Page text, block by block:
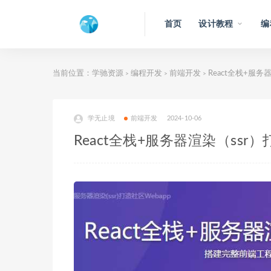
首页 设计教程 编
当前位置： 学驰资源 > 编程开发 > 前端开发 > React全栈+服务
学无止境 前端开发 2024-10-06
React全栈+服务器渲染（ssr）